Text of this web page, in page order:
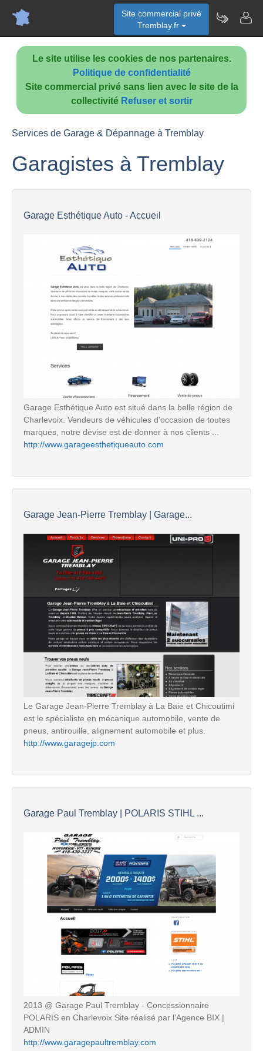
Le site utilise les cookies de nos partenaires.
Politique de confidentialité
Site commercial privé sans lien avec le site de la
collectivité Refuser et sortir
Site commercial privé
Tremblay.fr
Services de Garage & Dépannage à Tremblay
Garagistes à Tremblay
Garage Esthétique Auto - Accueil
Garage Esthétique Auto est situé dans la belle région de
Charlevoix. Vendeurs de véhicules d'occasion de toutes
marques, notre devise est de donner à nos clients ...
http://www.garageesthetiqueauto.com
Garage Jean-Pierre Tremblay | Garage...
Le Garage Jean-Pierre Tremblay à La Baie et Chicoutimi
est le spécialiste en mécanique automobile, vente de
pneus, antirouille, alignement automobile et plus.
http://www.garagejp.com
Garage Paul Tremblay | POLARIS STIHL ...
2013 @ Garage Paul Tremblay - Concessionnaire
POLARIS en Charlevoix Site réalisé par l'Agence BIX |
ADMIN
http://www.garagepaultremblay.com